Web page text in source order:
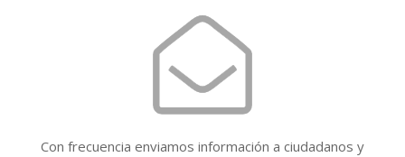
Con frecuencia enviamos información a ciudadanos y